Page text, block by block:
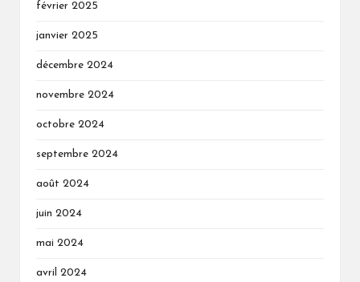
février 2025
janvier 2025
décembre 2024
novembre 2024
octobre 2024
septembre 2024
août 2024
juin 2024
mai 2024
avril 2024